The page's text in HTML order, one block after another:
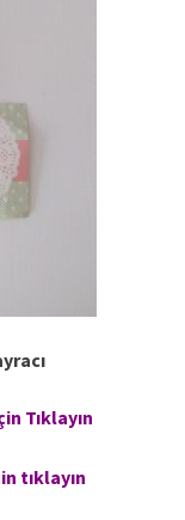
Tıklayın
tıklayın